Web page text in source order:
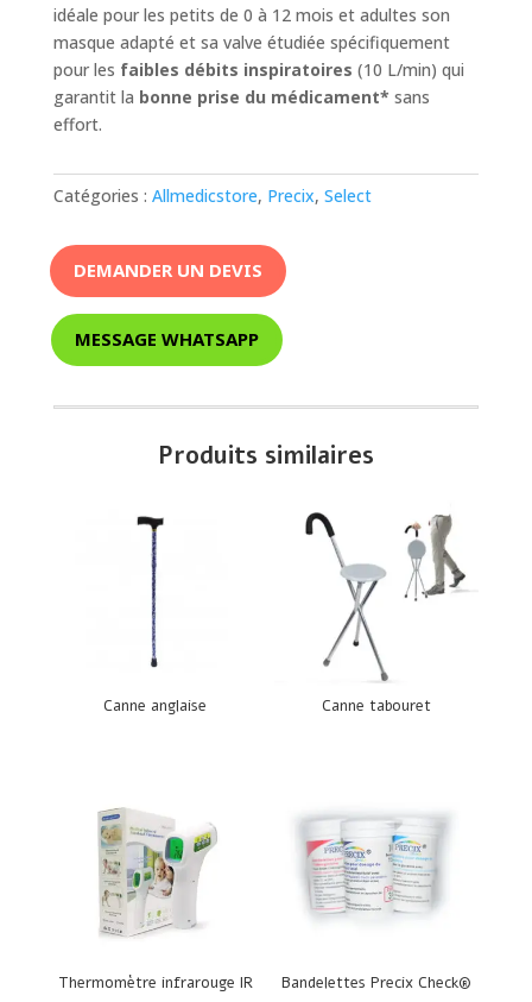
idéale pour les petits de 0 à 12 mois et adultes son
masque adapté et sa valve étudiée spécifiquement
pour les faibles débits inspiratoires (10 L/min) qui
garantit la bonne prise du médicament* sans
effort.
Catégories : Allmedicstore, Precix, Select
DEMANDER UN DEVIS
MESSAGE WHATSAPP
Produits similaires
Canne anglaise Canne tabouret
Thermomètre infrarouge IR Bandelettes Precix Check®